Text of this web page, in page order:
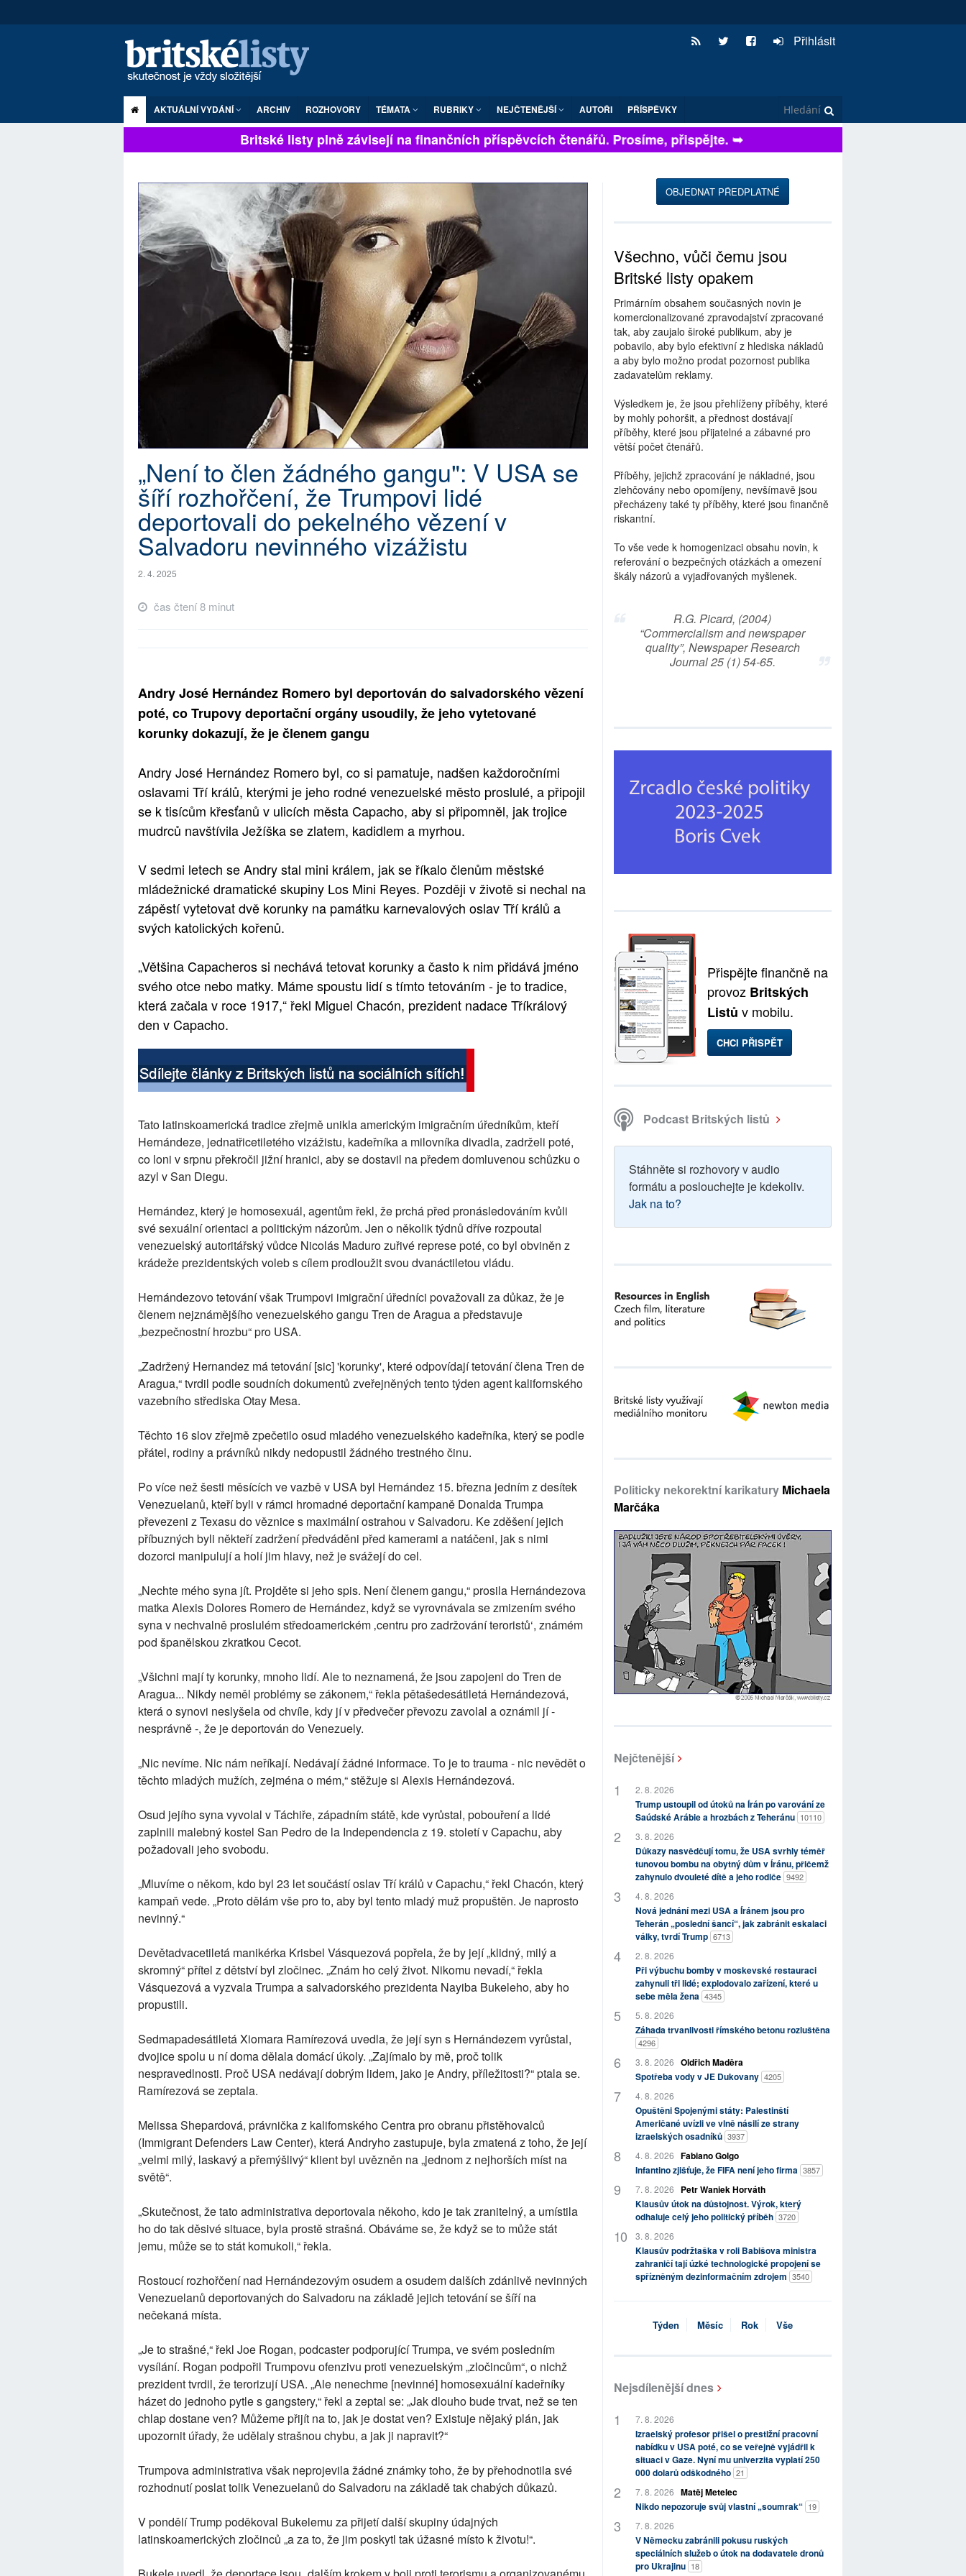
Přihlásit
AKTUÁLNÍ VYDÁNÍ ARCHIV ROZHOVORY TÉMATA RUBRIKY NEJČTENĚJŠÍ AUTOŘI PŘÍSPĚVKY
Britské listy plně závisejí na finančních příspěvcích čtenářů. Prosíme, přispějte. ➥
„Není to člen žádného gangu": V USA se
šíří rozhořčení, že Trumpovi lidé
deportovali do pekelného vězení v
Salvadoru nevinného vizážistu
2. 4. 2025
čas čtení 8 minut
Andry José Hernández Romero byl deportován do salvadorského vězení
poté, co Trupovy deportační orgány usoudily, že jeho vytetované
korunky dokazují, že je členem gangu
Andry José Hernández Romero byl, co si pamatuje, nadšen každoročními
oslavami Tří králů, kterými je jeho rodné venezuelské město proslulé, a připojil
se k tisícům křesťanů v ulicích města Capacho, aby si připomněl, jak trojice
mudrců navštívila Ježíška se zlatem, kadidlem a myrhou.
V sedmi letech se Andry stal mini králem, jak se říkalo členům městské
mládežnické dramatické skupiny Los Mini Reyes. Později v životě si nechal na
zápěstí vytetovat dvě korunky na památku karnevalových oslav Tří králů a
svých katolických kořenů.
„Většina Capacheros si nechává tetovat korunky a často k nim přidává jméno
svého otce nebo matky. Máme spoustu lidí s tímto tetováním - je to tradice,
která začala v roce 1917,“ řekl Miguel Chacón, prezident nadace Tříkrálový
den v Capacho.
Tato latinskoamerická tradice zřejmě unikla americkým imigračním úředníkům, kteří
Hernándeze, jednatřicetiletého vizážistu, kadeřníka a milovníka divadla, zadrželi poté,
co loni v srpnu překročil jižní hranici, aby se dostavil na předem domluvenou schůzku o
azyl v San Diegu.
Hernández, který je homosexuál, agentům řekl, že prchá před pronásledováním kvůli
své sexuální orientaci a politickým názorům. Jen o několik týdnů dříve rozpoutal
venezuelský autoritářský vůdce Nicolás Maduro zuřivé represe poté, co byl obviněn z
krádeže prezidentských voleb s cílem prodloužit svou dvanáctiletou vládu.
Hernándezovo tetování však Trumpovi imigrační úředníci považovali za důkaz, že je
členem nejznámějšího venezuelského gangu Tren de Aragua a představuje
„bezpečnostní hrozbu“ pro USA.
„Zadržený Hernandez má tetování [sic] 'korunky', které odpovídají tetování člena Tren de
Aragua,“ tvrdil podle soudních dokumentů zveřejněných tento týden agent kalifornského
vazebního střediska Otay Mesa.
Těchto 16 slov zřejmě zpečetilo osud mladého venezuelského kadeřníka, který se podle
přátel, rodiny a právníků nikdy nedopustil žádného trestného činu.
Po více než šesti měsících ve vazbě v USA byl Hernández 15. března jedním z desítek
Venezuelanů, kteří byli v rámci hromadné deportační kampaně Donalda Trumpa
převezeni z Texasu do věznice s maximální ostrahou v Salvadoru. Ke zděšení jejich
příbuzných byli někteří zadržení předváděni před kamerami a natáčeni, jak s nimi
dozorci manipulují a holí jim hlavy, než je svážejí do cel.
„Nechte mého syna jít. Projděte si jeho spis. Není členem gangu,“ prosila Hernándezova
matka Alexis Dolores Romero de Hernández, když se vyrovnávala se zmizením svého
syna v nechvalně proslulém středoamerickém ‚centru pro zadržování teroristů‘, známém
pod španělskou zkratkou Cecot.
„Všichni mají ty korunky, mnoho lidí. Ale to neznamená, že jsou zapojeni do Tren de
Aragua... Nikdy neměl problémy se zákonem,“ řekla pětašedesátiletá Hernándezová,
která o synovi neslyšela od chvíle, kdy jí v předvečer převozu zavolal a oznámil jí -
nesprávně -, že je deportován do Venezuely.
„Nic nevíme. Nic nám neříkají. Nedávají žádné informace. To je to trauma - nic nevědět o
těchto mladých mužích, zejména o mém,“ stěžuje si Alexis Hernándezová.
Osud jejího syna vyvolal v Táchiře, západním státě, kde vyrůstal, pobouření a lidé
zaplnili malebný kostel San Pedro de la Independencia z 19. století v Capachu, aby
požadovali jeho svobodu.
„Mluvíme o někom, kdo byl 23 let součástí oslav Tří králů v Capachu,“ řekl Chacón, který
kampaň vede. „Proto dělám vše pro to, aby byl tento mladý muž propuštěn. Je naprosto
nevinný.“
Devětadvacetiletá manikérka Krisbel Vásquezová popřela, že by její „klidný, milý a
skromný“ přítel z dětství byl zločinec. „Znám ho celý život. Nikomu nevadí,“ řekla
Vásquezová a vyzvala Trumpa a salvadorského prezidenta Nayiba Bukeleho, aby ho
propustili.
Sedmapadesátiletá Xiomara Ramírezová uvedla, že její syn s Hernándezem vyrůstal,
dvojice spolu u ní doma dělala domácí úkoly. „Zajímalo by mě, proč tolik
nespravedlnosti. Proč USA nedávají dobrým lidem, jako je Andry, příležitosti?“ ptala se.
Ramírezová se zeptala.
Melissa Shepardová, právnička z kalifornského Centra pro obranu přistěhovalců
(Immigrant Defenders Law Center), která Andryho zastupuje, byla zmatená z toho, že její
„velmi milý, laskavý a přemýšlivý“ klient byl uvězněn na „jednom z nejhorších míst na
světě“.
„Skutečnost, že tato administrativa deportovala někoho, kdo je tak zranitelný, a umístila
ho do tak děsivé situace, byla prostě strašná. Obáváme se, že když se to může stát
jemu, může se to stát komukoli,“ řekla.
Rostoucí rozhořčení nad Hernándezovým osudem a osudem dalších zdánlivě nevinných
Venezuelanů deportovaných do Salvadoru na základě jejich tetování se šíří na
nečekaná místa.
„Je to strašné,“ řekl Joe Rogan, podcaster podporující Trumpa, ve svém posledním
vysílání. Rogan podpořil Trumpovu ofenzivu proti venezuelským „zločincům“, o nichž
prezident tvrdil, že terorizují USA. „Ale nenechme [nevinné] homosexuální kadeřníky
házet do jednoho pytle s gangstery,“ řekl a zeptal se: „Jak dlouho bude trvat, než se ten
chlap dostane ven? Můžeme přijít na to, jak je dostat ven? Existuje nějaký plán, jak
upozornit úřady, že udělaly strašnou chybu, a jak ji napravit?“
Trumpova administrativa však neprojevila žádné známky toho, že by přehodnotila své
rozhodnutí poslat tolik Venezuelanů do Salvadoru na základě tak chabých důkazů.
V pondělí Trump poděkoval Bukelemu za přijetí další skupiny údajných
latinskoamerických zločinců „a za to, že jim poskytl tak úžasné místo k životu!“.
OBJEDNAT PŘEDPLATNÉ
Všechno, vůči čemu jsou
Britské listy opakem
Primárním obsahem současných novin je
komercionalizované zpravodajství zpracované
tak, aby zaujalo široké publikum, aby je
pobavilo, aby bylo efektivní z hlediska nákladů
a aby bylo možno prodat pozornost publika
zadavatelům reklamy.
Výsledkem je, že jsou přehlíženy příběhy, které
by mohly pohoršit, a přednost dostávají
příběhy, které jsou přijatelné a zábavné pro
větší počet čtenářů.
Příběhy, jejichž zpracování je nákladné, jsou
zlehčovány nebo opomíjeny, nevšímavě jsou
přecházeny také ty příběhy, které jsou finančně
riskantní.
To vše vede k homogenizaci obsahu novin, k
referování o bezpečných otázkách a omezení
škály názorů a vyjadřovaných myšlenek.
R.G. Picard, (2004)
“Commercialism and newspaper
quality”, Newspaper Research
Journal 25 (1) 54-65.
Přispějte finančně na
provoz Britských
Listů v mobilu.
CHCI PŘISPĚT
Podcast Britských listů
Stáhněte si rozhovory v audio
formátu a poslouchejte je kdekoliv.
Jak na to?
Politicky nekorektní karikatury Michaela
Marčáka
Nejčtenější
2. 8. 2026
Trump ustoupil od útoků na Írán po varování ze
Saúdské Arábie a hrozbách z Teheránu 10110
3. 8. 2026
Důkazy nasvědčují tomu, že USA svrhly téměř
tunovou bombu na obytný dům v Íránu, přičemž
zahynulo dvouleté dítě a jeho rodiče 9492
4. 8. 2026
Nová jednání mezi USA a Íránem jsou pro
Teherán „poslední šancí“, jak zabránit eskalaci
války, tvrdí Trump 6713
2. 8. 2026
Při výbuchu bomby v moskevské restauraci
zahynuli tři lidé; explodovalo zařízení, které u
sebe měla žena 4345
5. 8. 2026
Záhada trvanlivosti římského betonu rozluštěna
4296
3. 8. 2026 Oldřich Maděra
Spotřeba vody v JE Dukovany 4205
4. 8. 2026
Opuštěni Spojenými státy: Palestinští
Američané uvízli ve vlně násilí ze strany
izraelských osadníků 3937
4. 8. 2026 Fabiano Golgo
Infantino zjišťuje, že FIFA není jeho firma 3857
7. 8. 2026
Petr Waniek Horváth
Klausův útok na důstojnost. Výrok, který
odhaluje celý jeho politický příběh 3720
3. 8. 2026
Klausův podržtaška v roli Babišova ministra
zahraničí tají úzké technologické propojení se
spřízněným dezinformačním zdrojem 3540
Týden Měsíc Rok Vše
Nejsdílenější dnes
7. 8. 2026
Izraelský profesor přišel o prestižní pracovní
nabídku v USA poté, co se veřejně vyjádřil k
situaci v Gaze. Nyní mu univerzita vyplatí 250
000 dolarů odškodného 21
7. 8. 2026 Matěj Metelec
Nikdo nepozoruje svůj vlastní „soumrak“ 19
7. 8. 2026
V Německu zabránili pokusu ruských
speciálních služeb o útok na dodavatele dronů
pro Ukrajinu 18